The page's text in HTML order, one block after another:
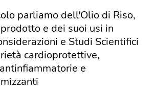
parliamo dell'Olio di Riso,
e dei suoi usi in
e Studi Scientifici
cardioprotettive,
e